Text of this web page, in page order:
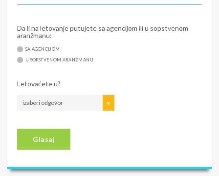
Da li na letovanje putujete sa agencijom ili u sopstvenom
aranžmanu:
SA AGENCIJOM
U SOPSTVENOM ARANŽMANU
Letovaćete u?
izaberi odgovor
Glasaj